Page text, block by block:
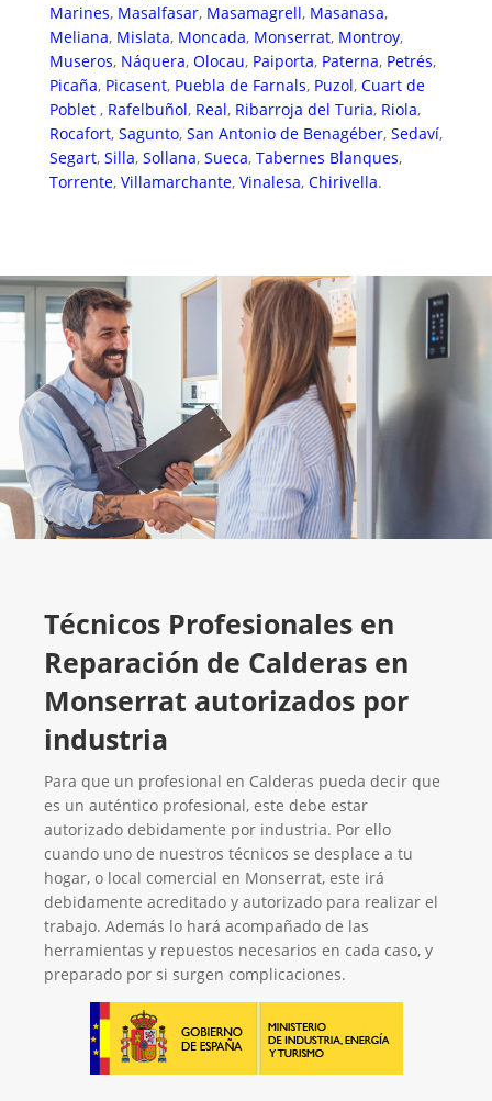
Marines, Masalfasar, Masamagrell, Masanasa,
Meliana, Mislata, Moncada, Monserrat, Montroy,
Museros, Náquera, Olocau, Paiporta, Paterna, Petrés,
Picaña, Picasent, Puebla de Farnals, Puzol, Cuart de
Poblet, Rafelbuñol, Real, Ribarroja del Turia, Riola,
Rocafort, Sagunto, San Antonio de Benagéber, Sedaví,
Segart, Silla, Sollana, Sueca, Tabernes Blanques,
Torrente, Villamarchante, Vinalesa, Chirivella.
Técnicos Profesionales en
Reparación de Calderas en
Monserrat autorizados por
industria
Para que un profesional en Calderas pueda decir que
es un auténtico profesional, este debe estar
autorizado debidamente por industria. Por ello
cuando uno de nuestros técnicos se desplace a tu
hogar, o local comercial en Monserrat, este irá
debidamente acreditado y autorizado para realizar el
trabajo. Además lo hará acompañado de las
herramientas y repuestos necesarios en cada caso, y
preparado por si surgen complicaciones.